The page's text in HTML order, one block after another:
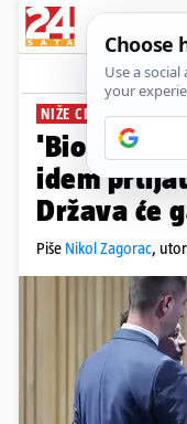
NIŽE CIJENE STRUJE
'Bio bih lud
idem
Država će
Piše Nikol Zagorac,